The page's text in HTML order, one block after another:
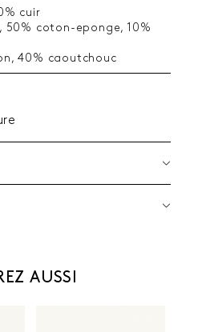
cuir
50% coton-eponge, 10%
40% caoutchouc
AUSSI